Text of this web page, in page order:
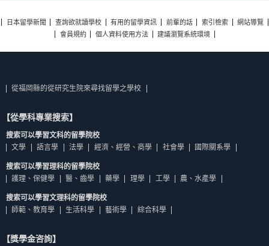
日本留學新聞 查詢欲就讀學校 有用的留學資訊 前輩的話 索引檢索
網站導覽
會員規約
個人資料使用方法 建議瀏覽系統環境
從福岡縣的從研究生院來尋找留學之學校
【從學科專業搜索】
搜索可以學習文科的留學院校
文學
語言學 法學 經濟、經營、商學 社會學 國際關系學
搜索可以學習理科的留學院校
護理、保健學
醫、齒學 藥學 理學 工學 農、水產學
搜索可以學習文理科的留學院校
師範、教育學
生活科學 藝術學 綜合科學
【獎學金咨詢】